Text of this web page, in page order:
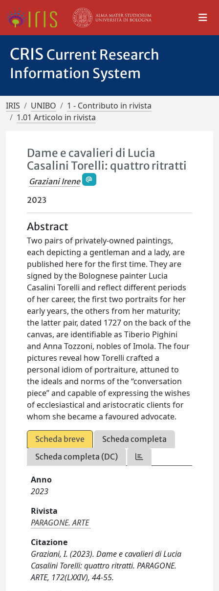
CRIS Current Research
Information System
IRIS UNIBO
1 - Contributo in rivista
1.01 Articolo in rivista
Dame e cavalieri di Lucia
Casalini Torelli: quattro ritratti
Graziani Irene
2023
Abstract
Two pairs of privately-owned paintings,
each depicting a gentleman and a lady, are
published here for the first time. They are
signed by the Bolognese painter Lucia
Casalini Torelli and reflect different periods
of her career, the first two portraits for her
early years, the others from her maturity;
the latter pair, dated 1727 on the back of the
canvas, are identifiable as Tiberio Pighini
and Anna Tozzoni, nobles of Imola. The four
pictures reveal how Torelli crafted a
personal idiom of portraiture, attuned to
the ideals and norms of the “conversation
piece” and capable of expressing the wishes
of ecclesiastical and aristocratic clients for
whom she became a favoured advocate.
Scheda breve
Scheda completa
Scheda completa (DC)
Anno
2023
Rivista
PARAGONE. ARTE
Citazione
Graziani, I. (2023). Dame e cavalieri di Lucia
Casalini Torelli: quattro ritratti. PARAGONE.
ARTE, 172(LXXIV), 44-55.